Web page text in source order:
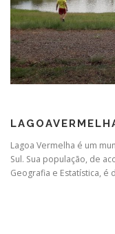
Lagoa Vermelha é um
Sul. Sua população, de
Geografia e Estatística, é